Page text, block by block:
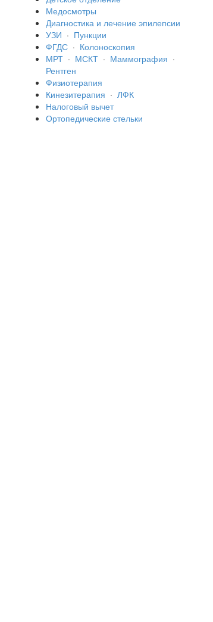
Медосмотры
Диагностика и лечение эпилепсии
УЗИ · Пункции
ФГДС · Колоноскопия
МРТ · МСКТ · Маммография ·
Рентген
Физиотерапия
Кинезитерапия · ЛФК
Налоговый вычет
Ортопедические стельки